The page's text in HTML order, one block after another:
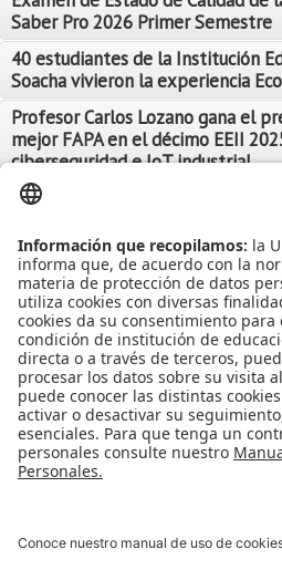
Leer Más
Leer Más
Leer Más
Leer
Saber Pro 2026 Primer Semestre
Leer Más
40 estudiantes de la Institución
Soacha vivieron la experiencia
Leer Más
Profesor Carlos Lozano gana el
mejor FAPA en el décimo EEII
ciberseguridad e IoT industrial
Leer Más
Ver más
Ver más
Apoyo Financiero
Reconocimiento como Universidad: